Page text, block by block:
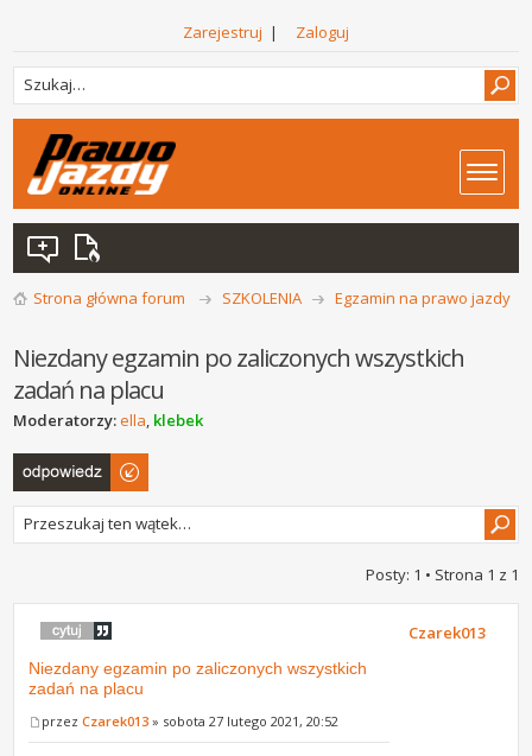
Zarejestruj | Zaloguj
Strona główna forum SZKOLENIA Egzamin na prawo jazdy
Niezdany egzamin po zaliczonych wszystkich
zadań na placu
Moderatorzy:ella, klebek
Odpowiedz
Posty: 1 • Strona 1 z 1
Niezdany egzamin po zaliczonych wszystkich
zadań na placu
przezCzarek013 » sobota 27 lutego 2021, 20:52
Czarek013